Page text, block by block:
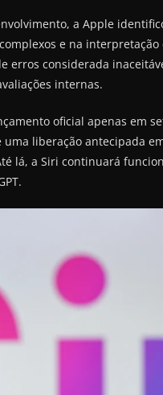
a Apple
e na
erros considerada
internas.
oficial apenas em
liberação antecipada
lá, a Siri continuará